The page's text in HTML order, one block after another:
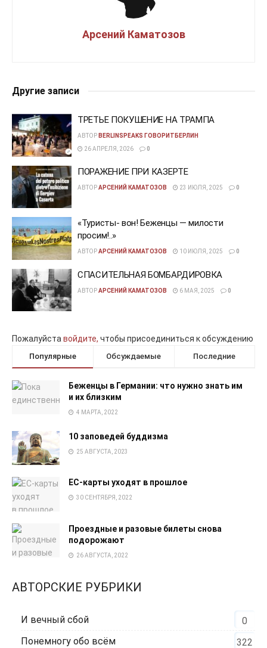
Арсений Каматозов
Другие записи
ТРЕТЬЕ ПОКУШЕНИЕ НА ТРАМПА
АВТОР BERLINSPEAKS ГОВОРИТБЕРЛИН
26 АПРЕЛЯ, 2026
0
ПОРАЖЕНИЕ ПРИ КАЗЕРТЕ
АВТОРАРСЕНИЙ КАМАТОЗОВ 23 ИЮЛЯ, 2025 0
«Туристы- вон! Беженцы — милости
просим!..»
АВТОРАРСЕНИЙ КАМАТОЗОВ 10 ИЮЛЯ, 2025 0
СПАСИТЕЛЬНАЯ БОМБАРДИРОВКА
АВТОРАРСЕНИЙ КАМАТОЗОВ 6 МАЯ, 2025 0
Пожалуйставойдите, чтобы присоединиться к обсуждению
Популярные Обсуждаемые Последние
Беженцы в Германии: что нужно знать им
и их близким
4 МАРТА, 2022
10 заповедей буддизма
25 АВГУСТА, 2023
EC-карты уходят в прошлое
30 СЕНТЯБРЯ, 2022
Проездные и разовые билеты снова
подорожают
26 АВГУСТА, 2022
АВТОРСКИЕ РУБРИКИ
И вечный сбой
0
Понемногу обо всём
322